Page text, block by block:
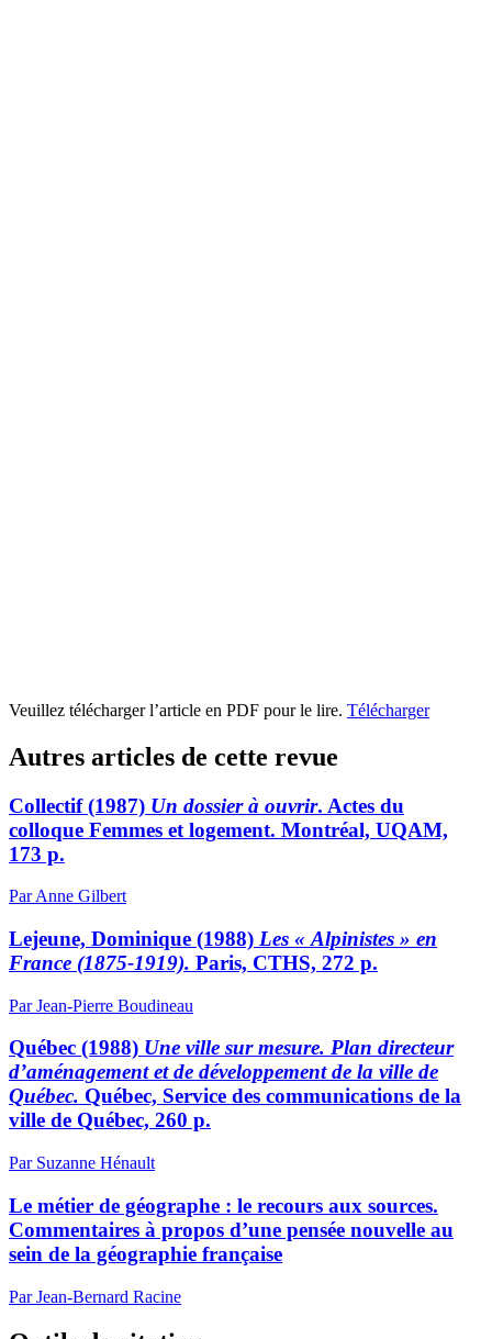
Veuillez télécharger l’article en PDF pour le lire. Télécharger
Autres articles de cette revue
Collectif (1987) Un dossier à ouvrir. Actes du
colloque Femmes et logement. Montréal, UQAM,
173 p.
Par Anne Gilbert
Lejeune, Dominique (1988) Les « Alpinistes » en
France (1875-1919). Paris, CTHS, 272 p.
Par Jean-Pierre Boudineau
Québec (1988) Une ville sur mesure. Plan directeur
d’aménagement et de développement de la ville de
Québec. Québec, Service des communications de la
ville de Québec, 260 p.
Par Suzanne Hénault
Le métier de géographe : le recours aux sources.
Commentaires à propos d’une pensée nouvelle au
sein de la géographie française
Par Jean-Bernard Racine